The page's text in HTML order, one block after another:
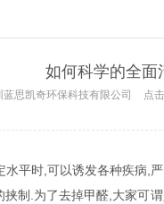
如何科学的全面
蓝思凯奇环保科技有限公司 点
平时,可以诱发各种疾病,
制.为了去掉甲醛,大家可